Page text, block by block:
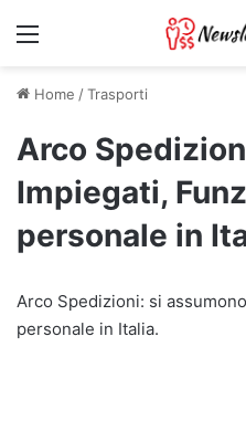
Menu
Home /Trasporti
Arco
Impiegati,
personale in
Arco Spedizioni: si
personale in Italia.